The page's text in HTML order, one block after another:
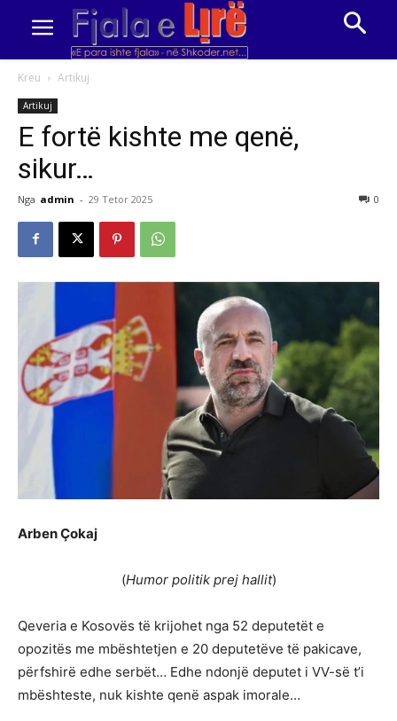
Kreu Artikuj
Artikuj
E fortë kishte me qenë,
sikur…
Nga admin - 29 Tetor 2025 0
Arben Çokaj
(Humor politik prej hallit)
Qeveria e Kosovës të krijohet nga 52 deputetët e
opozitës me mbështetjen e 20 deputetëve të pakicave,
përfshirë edhe serbët… Edhe ndonjë deputet i VV-së t’i
mbështeste, nuk kishte qenë aspak imorale…